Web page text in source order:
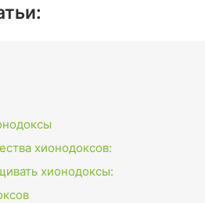
хионодоксов:
хионодоксы: